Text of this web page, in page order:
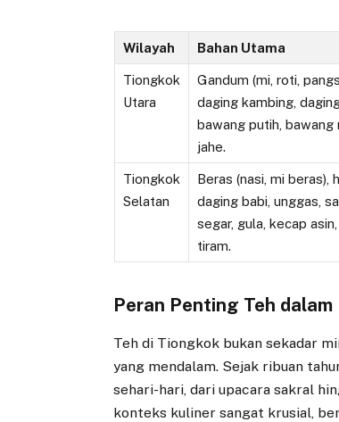
Wilayah Bahan Utama
Tiongkok
Utara
Gandum (mi, roti,
daging kambing,
bawang putih, bawang
jahe.
Tiongkok
Selatan
Beras (nasi, mi beras),
daging babi, unggas,
segar, gula, kecap
tiram.
Peran Penting Teh
Teh di Tiongkok bukan sekadar
yang mendalam. Sejak ribuan
sehari-hari, dari upacara sakral
konteks kuliner sangat krusial,